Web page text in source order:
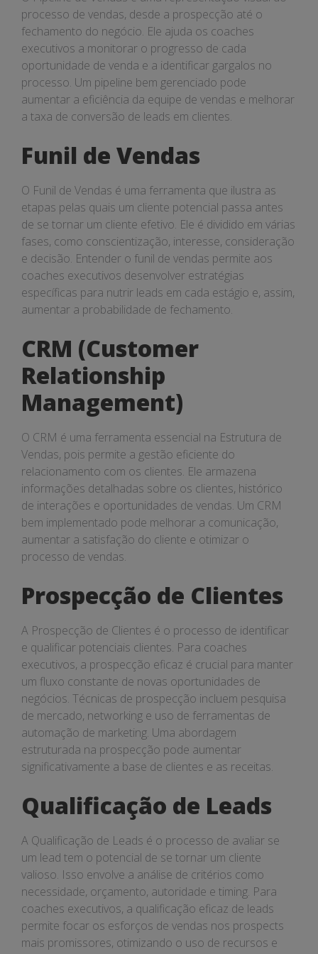
processo de vendas, desde a prospecção até o
fechamento do negócio. Ele ajuda os coaches
executivos a monitorar o progresso de cada
oportunidade de venda e a identificar gargalos no
processo. Um pipeline bem gerenciado pode
aumentar a eficiência da equipe de vendas e melhorar
a taxa de conversão de leads em clientes.
Funil de Vendas
O Funil de Vendas é uma ferramenta que ilustra as
etapas pelas quais um cliente potencial passa antes
de se tornar um cliente efetivo. Ele é dividido em várias
fases, como conscientização, interesse, consideração
e decisão. Entender o funil de vendas permite aos
coaches executivos desenvolver estratégias
específicas para nutrir leads em cada estágio e, assim,
aumentar a probabilidade de fechamento.
CRM (Customer
Relationship
Management)
O CRM é uma ferramenta essencial na Estrutura de
Vendas, pois permite a gestão eficiente do
relacionamento com os clientes. Ele armazena
informações detalhadas sobre os clientes, histórico
de interações e oportunidades de vendas. Um CRM
bem implementado pode melhorar a comunicação,
aumentar a satisfação do cliente e otimizar o
processo de vendas.
Prospecção de Clientes
A Prospecção de Clientes é o processo de identificar
e qualificar potenciais clientes. Para coaches
executivos, a prospecção eficaz é crucial para manter
um fluxo constante de novas oportunidades de
negócios. Técnicas de prospecção incluem pesquisa
de mercado, networking e uso de ferramentas de
automação de marketing. Uma abordagem
estruturada na prospecção pode aumentar
significativamente a base de clientes e as receitas.
Qualificação de Leads
A Qualificação de Leads é o processo de avaliar se
um lead tem o potencial de se tornar um cliente
valioso. Isso envolve a análise de critérios como
necessidade, orçamento, autoridade e timing. Para
coaches executivos, a qualificação eficaz de leads
permite focar os esforços de vendas nos prospects
mais promissores, otimizando o uso de recursos e